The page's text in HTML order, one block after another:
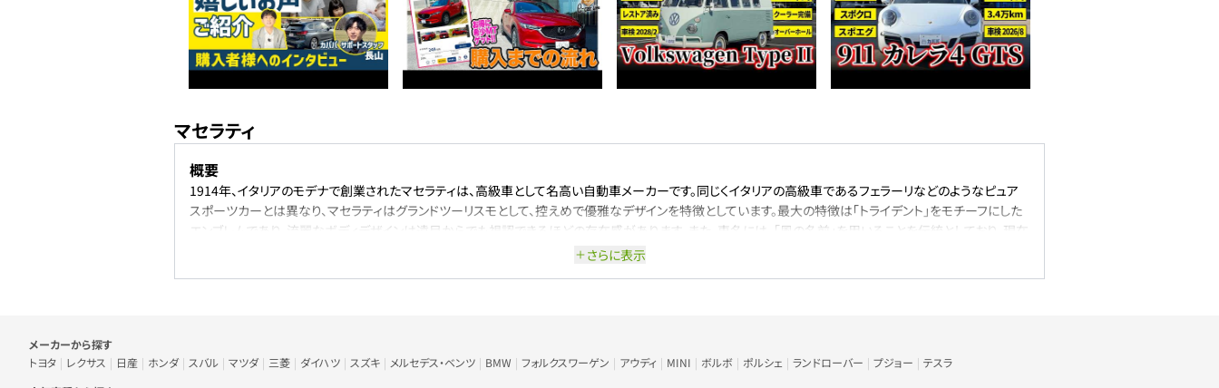
マセラティ
概要
1914年、イタリアのモデナで創業されたマセラティは、高級車として名高い自動車メーカーです。同じくイタリアの高級車であるフェラーリなどのようなピュア
スポーツカーとは異なり、マセラティはグランドツーリスモとして、控えめで優雅なデザインを特徴としています。最大の特徴は「トライデント」をモチーフにした
エンブレムであり、流麗なボディデザインは遠目からでも視認できるほどの存在感があります。また、車名には、「風の名前」を用いることを伝統としており、現在
では製品に革新性を盛り込み、品質を向上させることに注力しています。グレカーレやMC20を見ればその革新性に気づけるでしょう。
マセラティのラインナップは、フラッグシップとしてクアトロポルテやグラントゥーリズモが人気であり、中でもF1技術を取り入れたMC20(2022年発売)は大き
さらに表示
車のメーカー・人気車種から探す
メーカーから探す
トヨタ
レクサス 日産 ホンダ スバル マツダ 三菱 ダイハツ スズキ メルセデス・ベンツ BMW フォルクスワーゲン アウディ MINI ボルボ ポルシェ ランドローバー プジョー
テスラ